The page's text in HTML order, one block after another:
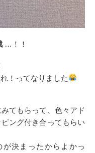
…！！
！ってなりました
てもらって、色々アド
ング付き合ってもらい
決まったからよかっ